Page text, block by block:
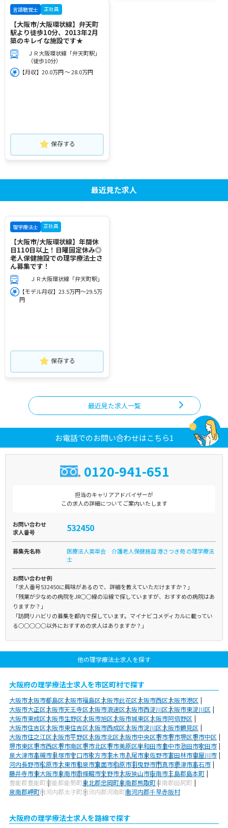
言語聴覚士 正社員
【大阪市/大阪環状線】弁天町
駅より徒歩10分、2013年2月
築のキレイな施設です★
ＪＲ大阪環状線「弁天町駅」
（徒歩10分）
【月収】20.0万円 ～ 28.0万円
保存する
最近見た求人
理学療法士 正社員
【大阪市/大阪環状線】年間休
日110日以上！日曜固定休み◎
老人保健施設での理学療法士さ
ん募集です！
ＪＲ大阪環状線「弁天町駅」
【モデル月収】23.5万円～29.5万
円
保存する
最近見た求人一覧
お電話でのお問い合わせはこちら1
0120-941-651
担当のキャリアアドバイザーが
この求人の詳細についてご案内いたします
お問い合わせ
求人番号
532450
募集先名称
医療法人英皐会 介護老人保健施設 港さつき苑 の理学療法
士
お問い合わせ例
「求人番号532450に興味があるので、詳細を教えていただけますか？」
「残業が少なめの病院をJR○○線の沿線で探していますが、おすすめの病院はあ
りますか？」
「訪問リハビリの募集を都内で探しています。マイナビコメディカルに載ってい
る○○○○○以外におすすめの求人はありますか？」
他の理学療法士求人を探す
大阪府の理学療法士求人を市区町村で探す
大阪市大阪市都島区大阪市福島区大阪市此花区大阪市西区大阪市港区
大阪市大正区大阪市天王寺区大阪市浪速区大阪市西淀川区大阪市東淀川区
大阪市東成区大阪市生野区大阪市旭区大阪市城東区大阪市阿倍野区
大阪市住吉区大阪市東住吉区大阪市西成区大阪市淀川区大阪市鶴見区
大阪市住之江区大阪市平野区大阪市北区大阪市中央区堺市堺市堺区堺市中区
堺市東区堺市西区堺市南区堺市北区堺市美原区岸和田市豊中市池田市吹田市
泉大津市高槻市貝塚市守口市枚方市茨木市八尾市泉佐野市富田林市寝屋川市
河内長野市松原市大東市和泉市箕面市柏原市羽曳野市門真市摂津市高石市
藤井寺市東大阪市泉南市四條畷市交野市大阪狭山市阪南市三島郡島本町
豊能郡豊能町豊能郡能勢町泉北郡忠岡町泉南郡熊取町泉南郡田尻町
泉南郡岬町南河内郡太子町南河内郡河南町南河内郡千早赤阪村
大阪府の理学療法士求人を路線で探す